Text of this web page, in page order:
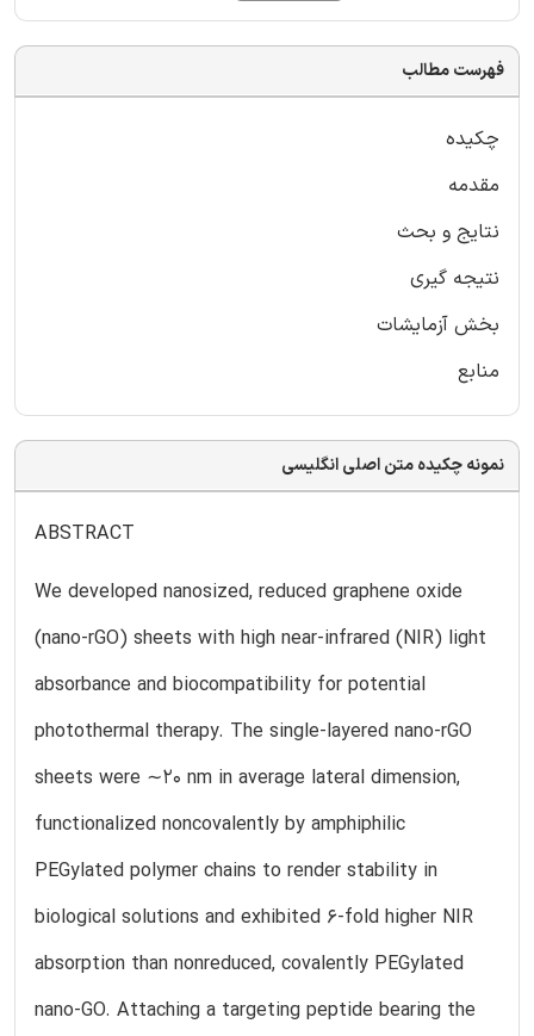
فهرست مطالب
چکیده
مقدمه
نتایج و بحث
نتیجه گیری
بخش آزمایشات
منابع
نمونه چکیده متن اصلی انگلیسی
ABSTRACT
We developed nanosized, reduced graphene oxide
(nano-rGO) sheets with high near-infrared (NIR) light
absorbance and biocompatibility for potential
photothermal therapy. The single-layered nano-rGO
sheets were ∼20 nm in average lateral dimension,
functionalized noncovalently by amphiphilic
PEGylated polymer chains to render stability in
biological solutions and exhibited 6-fold higher NIR
absorption than nonreduced, covalently PEGylated
nano-GO. Attaching a targeting peptide bearing the